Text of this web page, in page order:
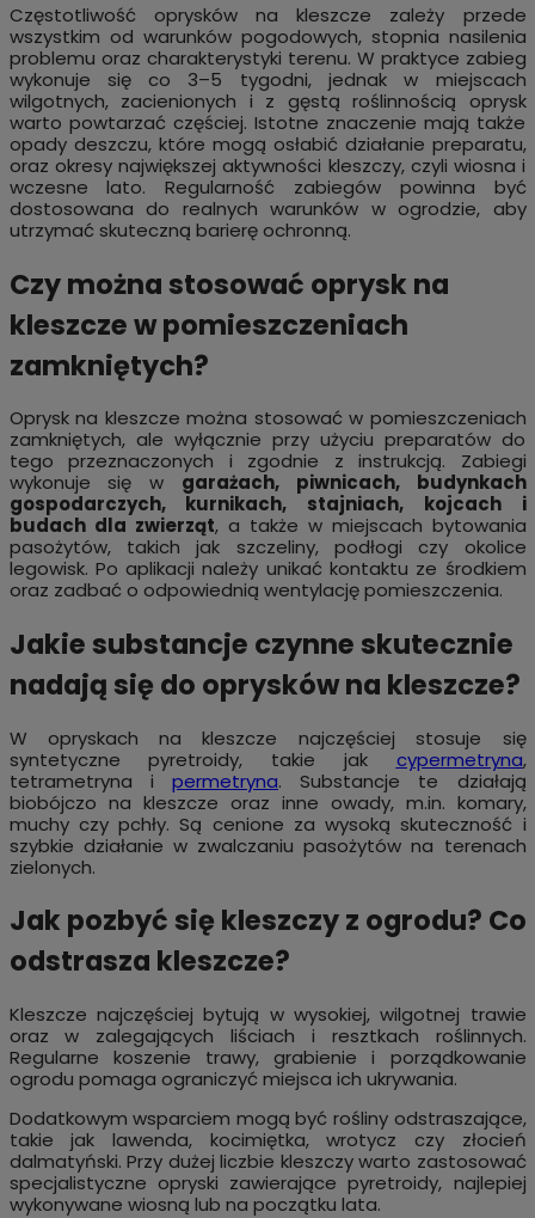
Częstotliwość oprysków na kleszcze zależy przede
wszystkim od warunków pogodowych, stopnia nasilenia
problemu oraz charakterystyki terenu. W praktyce zabieg
wykonuje się co 3–5 tygodni, jednak w miejscach
wilgotnych, zacienionych i z gęstą roślinnością oprysk
warto powtarzać częściej. Istotne znaczenie mają także
opady deszczu, które mogą osłabić działanie preparatu,
oraz okresy największej aktywności kleszczy, czyli wiosna i
wczesne lato. Regularność zabiegów powinna być
dostosowana do realnych warunków w ogrodzie, aby
utrzymać skuteczną barierę ochronną.
Czy można stosować oprysk na
kleszcze w pomieszczeniach
zamkniętych?
Oprysk na kleszcze można stosować w pomieszczeniach
zamkniętych, ale wyłącznie przy użyciu preparatów do
tego przeznaczonych i zgodnie z instrukcją. Zabiegi
wykonuje się w garażach, piwnicach, budynkach
gospodarczych, kurnikach, stajniach, kojcach i
budach dla zwierząt, a także w miejscach bytowania
pasożytów, takich jak szczeliny, podłogi czy okolice
legowisk. Po aplikacji należy unikać kontaktu ze środkiem
oraz zadbać o odpowiednią wentylację pomieszczenia.
Jakie substancje czynne skutecznie
nadają się do oprysków na kleszcze?
W opryskach na kleszcze najczęściej stosuje się
syntetyczne pyretroidy, takie jak cypermetryna,
tetrametryna i permetryna. Substancje te działają
biobójczo na kleszcze oraz inne owady, m.in. komary,
muchy czy pchły. Są cenione za wysoką skuteczność i
szybkie działanie w zwalczaniu pasożytów na terenach
zielonych.
Jak pozbyć się kleszczy z ogrodu? Co
odstrasza kleszcze?
Kleszcze najczęściej bytują w wysokiej, wilgotnej trawie
oraz w zalegających liściach i resztkach roślinnych.
Regularne koszenie trawy, grabienie i porządkowanie
ogrodu pomaga ograniczyć miejsca ich ukrywania.
Dodatkowym wsparciem mogą być rośliny odstraszające,
takie jak lawenda, kocimiętka, wrotycz czy złocień
dalmatyński. Przy dużej liczbie kleszczy warto zastosować
specjalistyczne opryski zawierające pyretroidy, najlepiej
wykonywane wiosną lub na początku lata.